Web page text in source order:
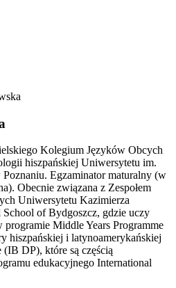
Kolegium Języków Obcych
hiszpańskiej Uniwersytetu im.
Egzaminator maturalny (w
Obecnie związana z Zespołem
Uniwersytetu Kazimierza
of Bydgoszcz, gdzie uczy
programie Middle Years Programme
hiszpańskiej i latynoamerykańskiej
DP), które są częścią
edukacyjnego International